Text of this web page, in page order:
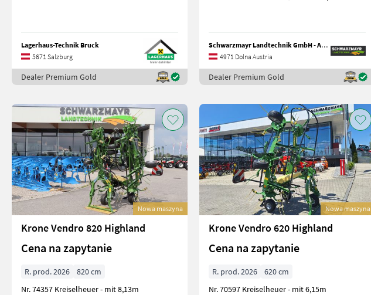
Lagerhaus-Technik Bruck
5671 Salzburg
Dealer Premium Gold
Schwarzmayr Landtechnik GmbH - Aurolzmünster
4971 Dolna Austria
Dealer Premium Gold
Nowa maszyna
Krone Vendro 820 Highland
Cena na zapytanie
R. prod. 2026
820 cm
Nr. 74357 Kreiselheuer - mit 8,13m
Nowa maszyna
Krone Vendro 620 Highland
Cena na zapytanie
R. prod. 2026
620 cm
Nr. 70597 Kreiselheuer - mit 6,15m